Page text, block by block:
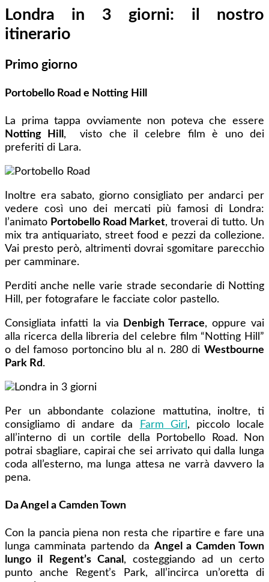
Londra in 3 giorni: il nostro
itinerario
Primo giorno
Portobello Road e Notting Hill
La prima tappa ovviamente non poteva che essere
Notting Hill , visto che il celebre film è uno dei
preferiti di Lara.
Inoltre era sabato, giorno consigliato per andarci per
vedere così uno dei mercati più famosi di Londra:
l’animato Portobello Road Market, troverai di tutto. Un
mix tra antiquariato, street food e pezzi da collezione.
Vai presto però, altrimenti dovrai sgomitare parecchio
per camminare.
Perditi anche nelle varie strade secondarie di Notting
Hill, per fotografare le facciate color pastello.
Consigliata infatti la via Denbigh Terrace, oppure vai
alla ricerca della libreria del celebre film “Notting Hill”
o del famoso portoncino blu al n. 280 di Westbourne
Park Rd.
Per un abbondante colazione mattutina, inoltre, ti
consigliamo di andare da
Farm Girl , piccolo locale
all’interno di un cortile della Portobello Road. Non
potrai sbagliare, capirai che sei arrivato qui dalla lunga
coda all’esterno, ma lunga attesa ne varrà davvero la
pena.
Da Angel a Camden Town
Con la pancia piena non resta che ripartire e fare una
lunga camminata partendo da Angel a Camden Town
lungo il Regent’s Canal , costeggiando ad un certo
punto anche Regent’s Park, all’incirca un’oretta di